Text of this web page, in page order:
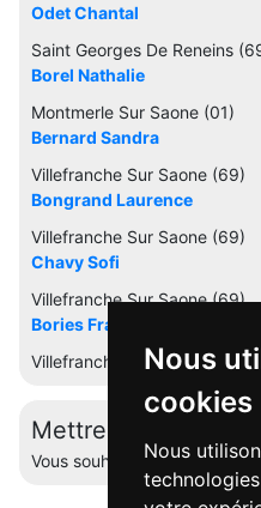
Nous
cookies
Nous
Odet Chantal
Saint Georges De Reneins
Borel Nathalie
Montmerle Sur Saone (01)
Bernard Sandra
Villefranche Sur Saone (69)
Bongrand Laurence
Villefranche Sur Saone (69)
Chavy Sofi
Villefranche Sur Saone (69)
Bories FranÃ§oise
Villefranche Sur Saone (69)
Mettre à jour cette
Vous souhaitez éditer votre